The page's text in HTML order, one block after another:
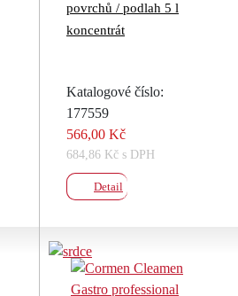
povrchů / podlah 5 l
koncentrát
Katalogové číslo:
177559
566,00 Kč
684,86 Kč s DPH
Detail